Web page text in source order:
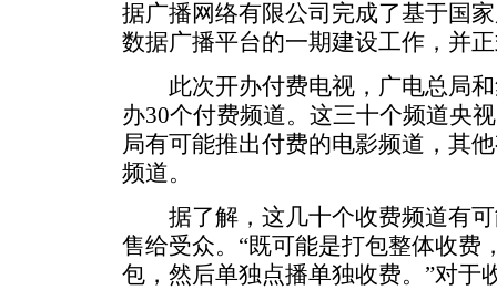
据广播网络有限公司完成了基于国
数据广播平台的一期建设工作，并
此次开办付费电视，广电总局和
办30个付费频道。这三十个频道央
局有可能推出付费的电影频道，其
频道。
据了解，这几十个收费频道有可
售给受众。“既可能是打包整体收费
包，然后单独点播单独收费。”对于